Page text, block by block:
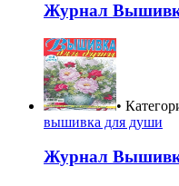
Журнал
•
вышивка для души
Журнал